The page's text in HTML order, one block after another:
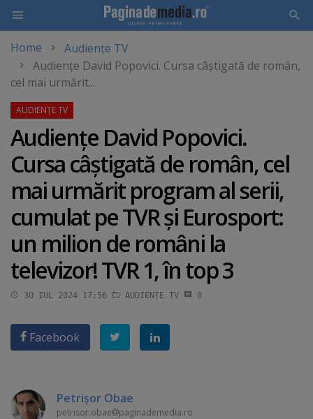
main
content
Home
Audiențe TV
Audienţe David Popovici. Cursa câştigată de român,
cel mai urmărit...
Audienţe David Popovici.
Cursa câştigată de român, cel
mai urmărit program al serii,
cumulat pe TVR şi Eurosport:
un milion de români la
televizor! TVR 1, în top 3
30 IUL 2024 17:56 AUDIENȚE TV 0
Facebook
Petrişor Obae
petrisor.obae paginademedia.ro